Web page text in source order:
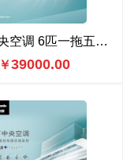
松下中央空调 6匹一拖五（CU-ME54BS6） 标准款
￥39000.00